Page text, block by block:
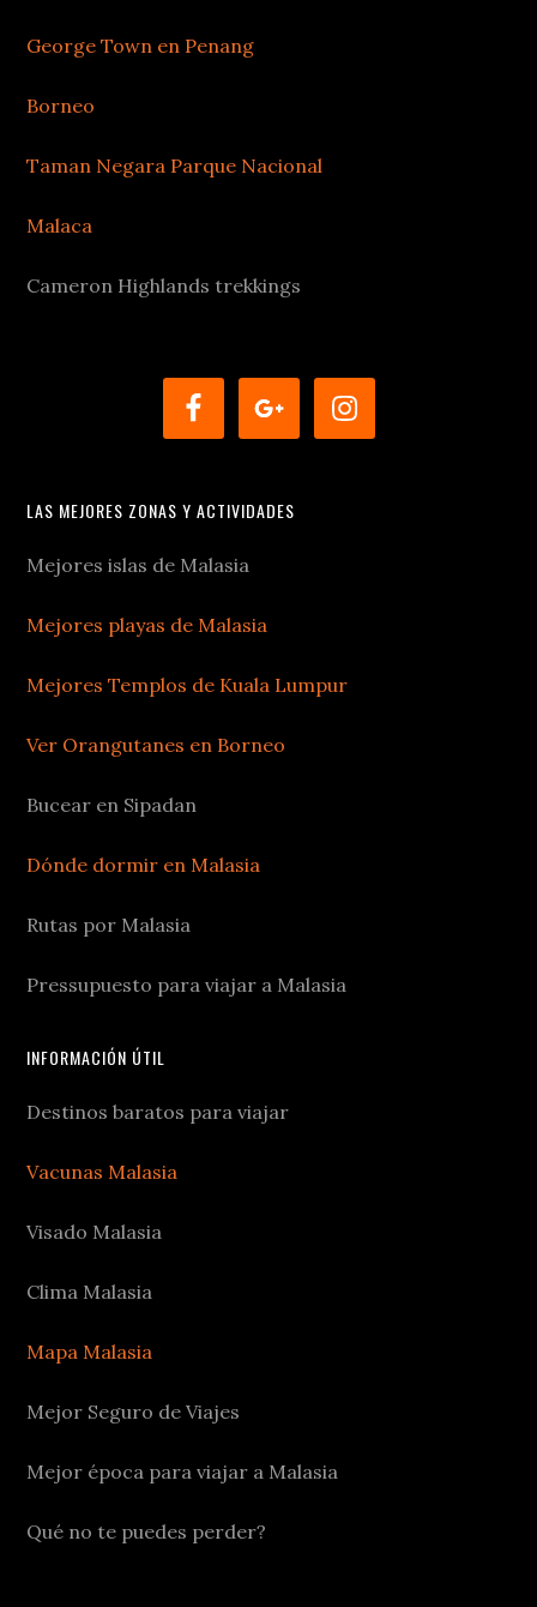
George Town en Penang
Borneo
Taman Negara Parque Nacional
Malaca
Cameron Highlands trekkings
LAS MEJORES ZONAS Y ACTIVIDADES
Mejores islas de Malasia
Mejores playas de Malasia
Mejores Templos de Kuala Lumpur
Ver Orangutanes en Borneo
Bucear en Sipadan
Dónde dormir en Malasia
Rutas por Malasia
Pressupuesto para viajar a Malasia
INFORMACIÓN ÚTIL
Destinos baratos para viajar
Vacunas Malasia
Visado Malasia
Clima Malasia
Mapa Malasia
Mejor Seguro de Viajes
Mejor época para viajar a Malasia
Qué no te puedes perder?